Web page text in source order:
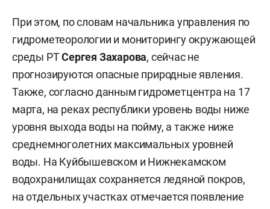
При этом, по словам начальника управления по
гидрометеорологии и мониторингу окружающей
среды РТСергея Захарова, сейчас не
прогнозируются опасные природные явления.
Также, согласно данным гидрометцентра на 17
марта, на реках республики уровень воды ниже
уровня выхода воды на пойму, а также ниже
среднемноголетних максимальных уровней
воды. На Куйбышевском и Нижнекамском
водохранилищах сохраняется ледяной покров,
на отдельных участках отмечается появление